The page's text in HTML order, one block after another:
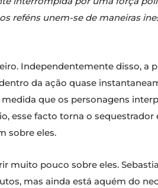
reféns unem-se de maneiras
Independentemente disso, a
da ação quase
que os personagens
esse facto torna o sequestrador
sobre eles.
muito pouco sobre eles.
mas ainda está aquém do